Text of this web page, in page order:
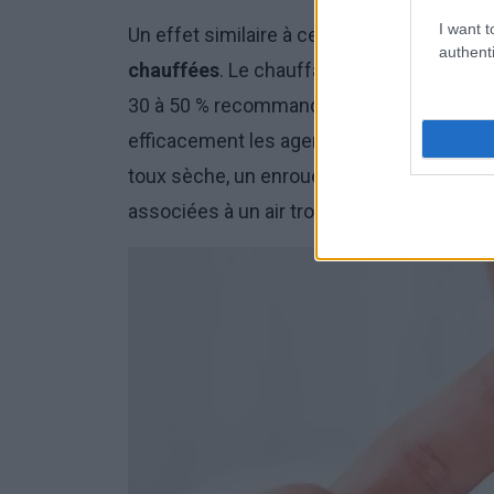
I want
Un effet similaire à celui de la
chauffées. Le chauffage réduit
30 à 50 % recommandés. Dans ces
efficacement les agents pathogènes et
toux sèche, un enrouement et une
associées à un air trop sec pendant la